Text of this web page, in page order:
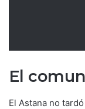
El
El Astana no